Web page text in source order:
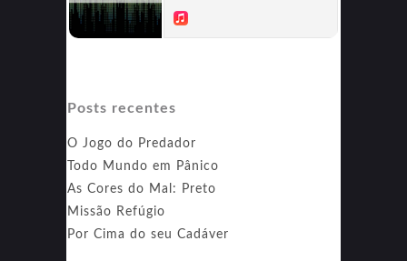
Posts recentes
O Jogo do Predador
Todo Mundo em Pânico
As Cores do Mal: Preto
Missão Refúgio
Por Cima do seu Cadáver